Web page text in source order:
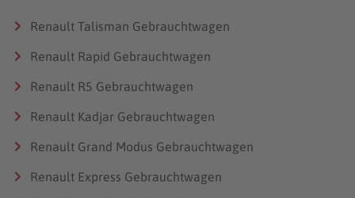
Renault Talisman Gebrauchtwagen
Renault Rapid Gebrauchtwagen
Renault R5 Gebrauchtwagen
Renault Kadjar Gebrauchtwagen
Renault Grand Modus Gebrauchtwagen
Renault Express Gebrauchtwagen